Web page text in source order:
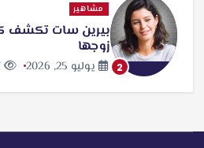
2
مشاهير
بيرين سات
زوجها
يوليو 25, 2026 787 views